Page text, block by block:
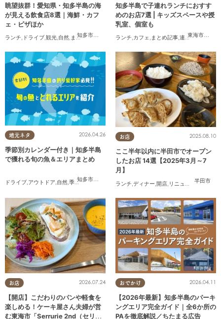
知多市常滑市 美浜町, 南知多町
眺望抜群！愛知県・知多半島の海
が見える飲食店8選｜海鮮・カフ
ェ・ピザほか
ランチ, ドライブ,観光,自然, まちネタ 季節ネタ ,まとめ記事 東海市大府
知多半島で子連れランチにおすす
めのお店7選 | キッズスペースや授
乳室、個室も
ランチ,カフェ, まとめ記事,連載 ,親子 個室
地元ネタ
知多市
,半田市
2026.04.26
季節別カレンダー付き｜知多半島
で獲れる旬の魚＆エリアまとめ
ドライブ アウトドア 自然 季節ネタ
お店
半田市
2025.08.10
ここ半年以内に半田市でオープン
したお店 14選【2025年3月～7
月】
ランチ,ディナー,開店, リニューアル ,まとめ
お店 2026.07.24
【開店】こだわりのパンや軽食を
楽しめる！ケーキ屋さん夫婦が営
む東海市「Serrurie 2nd（セリュ
おでかけ 2026.04.11
【2026年最新】知多半島のパーキ
ングエリア完全ガイド｜全6か所の
PAを徹底解説／ちたまる広告